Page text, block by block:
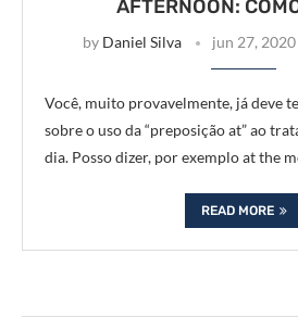
AFTERNOON:
by Daniel Silva jun 27, 2020
Você, muito provavelmente, já deve
sobre o uso da “preposição at” ao
dia. Posso dizer, por exemplo at the
READ MORE